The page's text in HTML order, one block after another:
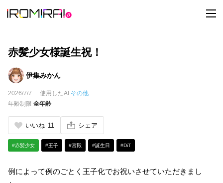
t
o
赤髪少女様誕生祝！
伊集みかん
2026/7/7 使用したAI その他
年齢制限 全年齢
いいね 11 シェア
#赤髪少女 #王子 #宮殿 #誕生日 #DiT
例によって例のごとく王子化でお祝いさせていただきまし